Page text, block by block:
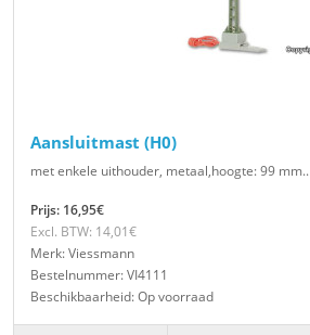
Aansluitmast (H0)
met enkele uithouder, metaal,hoogte: 99 mm..
Prijs: 16,95€
Excl. BTW: 14,01€
Merk: Viessmann
Bestelnummer: VI4111
Beschikbaarheid: Op voorraad